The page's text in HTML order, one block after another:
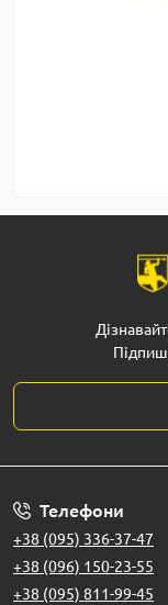
Телефони
+38 (095) 336-37-47
+38 (096) 150-23-55
+38 (095) 811-99-45